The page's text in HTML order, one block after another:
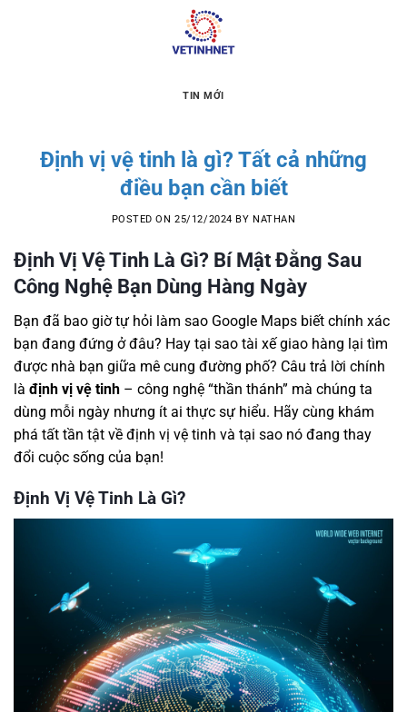
TIN MỚI
Định vị vệ tinh là gì? Tất cả những
điều bạn cần biết
POSTED ON25/12/2024 BYNATHAN
Định Vị Vệ Tinh Là Gì? Bí Mật Đằng Sau
Công Nghệ Bạn Dùng Hàng Ngày
Bạn đã bao giờ tự hỏi làm sao Google Maps biết chính xác
bạn đang đứng ở đâu? Hay tại sao tài xế giao hàng lại tìm
được nhà bạn giữa mê cung đường phố? Câu trả lời chính
là định vị vệ tinh – công nghệ “thần thánh” mà chúng ta
dùng mỗi ngày nhưng ít ai thực sự hiểu. Hãy cùng khám
phá tất tần tật về định vị vệ tinh và tại sao nó đang thay
đổi cuộc sống của bạn!
Định Vị Vệ Tinh Là Gì?